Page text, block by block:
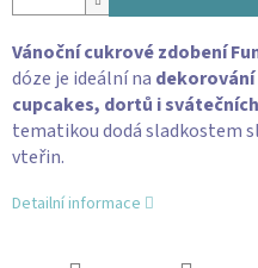
Vánoční cukrové zdobení
dóze je ideální na
cupcakes, dortů i
tematikou dodá sladkostem
vteřin.
Detailní informace